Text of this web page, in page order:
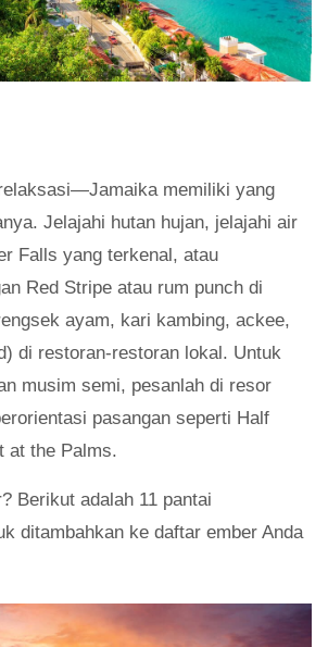
memiliki yang
Jelajahi hutan hujan, jelajahi air
Falls yang terkenal, atau
Red Stripe atau rum punch di
ayam, kari kambing, ackee,
di restoran-restoran lokal. Untuk
musim semi, pesanlah di resor
pasangan seperti Half
at the Palms.
Berikut adalah 11 pantai
ditambahkan ke daftar ember Anda